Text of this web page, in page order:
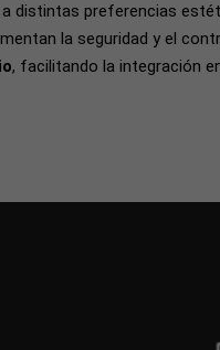
a distintas preferencias
la seguridad y el
, facilitando la integración